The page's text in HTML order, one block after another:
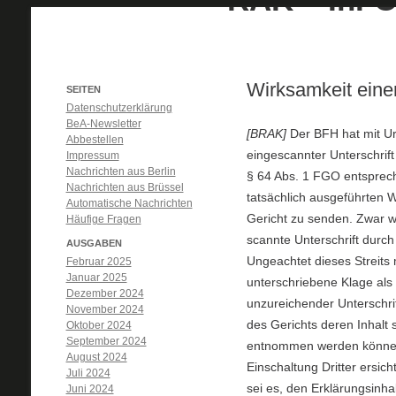
Wirksamkeit
[BRAK] Der BFH hat mit
eingescannter
§ 64 Abs. 1 FGO
tatsächlich ausgeführten
Gericht zu senden. Zwar
scannte Unterschrift
Ungeachtet dieses
unterschriebene Klage
unzureichender
des Gerichts deren Inhalt
entnommen werden
Einschaltung Dritter
sei es, den
SEITEN
Datenschutzerklärung
BeA-Newsletter
Abbestellen
Impressum
Nachrichten aus Berlin
Nachrichten aus Brüssel
Automatische Nachrichten
Häufige Fragen
AUSGABEN
Februar 2025
Januar 2025
Dezember 2024
November 2024
Oktober 2024
September 2024
August 2024
Juli 2024
Juni 2024